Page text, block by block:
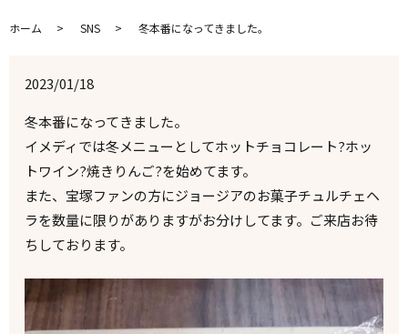
ホーム SNS 冬本番になってきました。
2023/01/18
冬本番になってきました。
イメディでは冬メニューとしてホットチョコレート?ホッ
トワイン?焼きりんご?を始めてます。
また、宝塚ファンの方にジョージアのお菓子チュルチェヘ
ラを数量に限りがありますがお分けしてます。ご来店お待
ちしております。